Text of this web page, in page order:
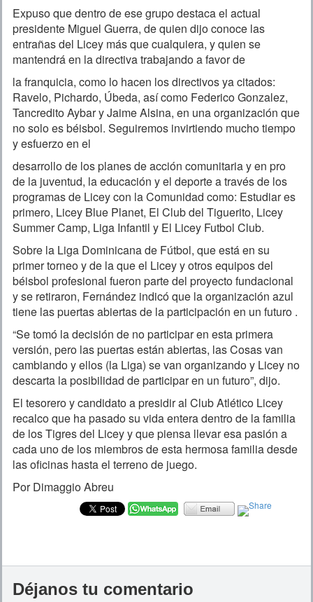
Expuso que dentro de ese grupo destaca el actual
presidente Miguel Guerra, de quien dijo conoce las
entrañas del Licey más que cualquiera, y quien se
mantendrá en la directiva trabajando a favor de
la franquicia, como lo hacen los directivos ya citados:
Ravelo, Pichardo, Úbeda, así como Federico Gonzalez,
Tancredito Aybar y Jaime Alsina, en una organización que
no solo es béisbol. Seguiremos invirtiendo mucho tiempo
y esfuerzo en el
desarrollo de los planes de acción comunitaria y en pro
de la juventud, la educación y el deporte a través de los
programas de Licey con la Comunidad como: Estudiar es
primero, Licey Blue Planet, El Club del Tiguerito, Licey
Summer Camp, Liga Infantil y El Licey Futbol Club.
Sobre la Liga Dominicana de Fútbol, que está en su
primer torneo y de la que el Licey y otros equipos del
béisbol profesional fueron parte del proyecto fundacional
y se retiraron, Fernández indicó que la organización azul
tiene las puertas abiertas de la participación en un futuro .
“Se tomó la decisión de no participar en esta primera
versión, pero las puertas están abiertas, las Cosas van
cambiando y ellos (la Liga) se van organizando y Licey no
descarta la posibilidad de participar en un futuro”, dijo.
El tesorero y candidato a presidir al Club Atlético Licey
recalco que ha pasado su vida entera dentro de la familia
de los Tigres del Licey y que piensa llevar esa pasión a
cada uno de los miembros de esta hermosa familia desde
las oficinas hasta el terreno de juego.
Por Dimaggio Abreu
Déjanos tu comentario